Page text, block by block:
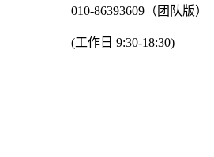
010-86393609（团队版）
(工作日 9:30-18:30)